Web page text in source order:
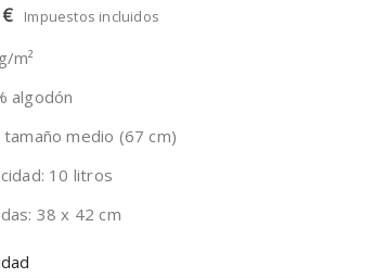
Impuestos incluidos
m²
algodón
tamaño medio (67 cm)
10 litros
38 x 42 cm